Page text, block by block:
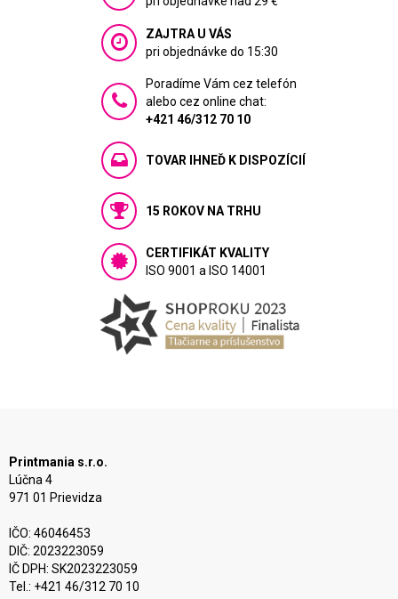
ZAJTRA U VÁS
pri objednávke do 15:30
Poradíme Vám cez telefón
alebo cez online chat:
+421 46/312 70 10
TOVAR IHNEĎ K DISPOZÍCIÍ
15 ROKOV NA TRHU
CERTIFIKÁT KVALITY
ISO 9001 a ISO 14001
Printmania s.r.o.
Lúčna 4
971 01 Prievidza
IČO: 46046453
DIČ: 2023223059
IČ DPH: SK2023223059
Tel.: +421 46/312 70 10